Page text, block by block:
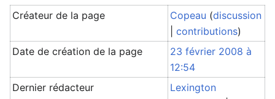
Créateur de la page Copeau (discussion
|contributions)
Date de création de la page
23 février 2008 à
12:54
Dernier rédacteur
Lexington